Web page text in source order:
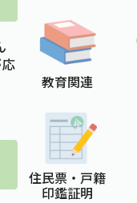
教育関連
住民票 ・ 戸籍
印鑑証明